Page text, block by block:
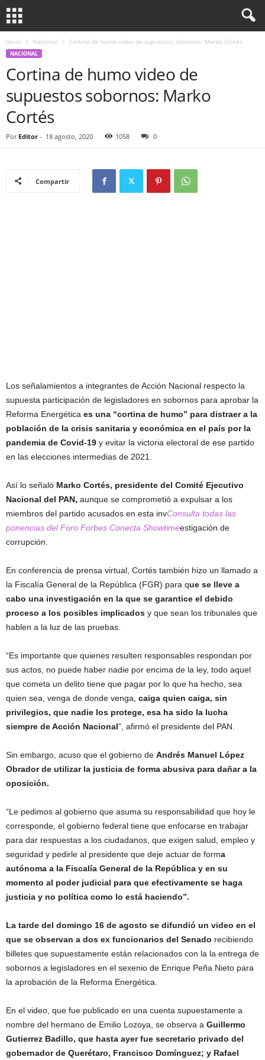
Inicio Nacional Cortina de humo video de supuestos sobornos: Marko Cortés
NACIONAL
Cortina de humo video de
supuestos sobornos: Marko
Cortés
Por Editor - 18 agosto, 2020 1058 0
Compartir
Los señalamientos a integrantes de Acción Nacional respecto la
supuesta participación de legisladores en sobornos para aprobar la
Reforma Energética es una “cortina de humo” para distraer a la
población de la crisis sanitaria y económica en el país por la
pandemia de Covid-19 y evitar la victoria electoral de ese partido
en las elecciones intermedias de 2021.
Así lo señaló Marko Cortés, presidente del Comité Ejecutivo
Nacional del PAN, aunque se comprometió a expulsar a los
miembros del partido acusados en esta invConsulta todas las
ponencias del Foro Forbes Conecta Showtimeestigación de
corrupción.
En conferencia de prensa virtual, Cortés también hizo un llamado a
la Fiscalía General de la República (FGR) para que se lleve a
cabo una investigación en la que se garantice el debido
proceso a los posibles implicados y que sean los tribunales que
hablen a la luz de las pruebas.
“Es importante que quienes resulten responsables respondan por
sus actos, no puede haber nadie por encima de la ley, todo aquel
que cometa un delito tiene que pagar por lo que ha hecho, sea
quien sea, venga de donde venga, caiga quien caiga, sin
privilegios, que nadie los protege, esa ha sido la lucha
siempre de Acción Nacional”, afirmó el presidente del PAN.
Sin embargo, acuso que el gobierno de Andrés Manuel López
Obrador de utilizar la justicia de forma abusiva para dañar a la
oposición.
“Le pedimos al gobierno que asuma su responsabilidad que hoy le
corresponde, el gobierno federal tiene que enfocarse en trabajar
para dar respuestas a los ciudadanos, que exigen salud, empleo y
seguridad y pedirle al presidente que deje actuar de forma
autónoma a la Fiscalía General de la República y en su
momento al poder judicial para que efectivamente se haga
justicia y no política como lo está haciendo”.
La tarde del domingo 16 de agosto se difundió un video en el
que se observan a dos ex funcionarios del Senado recibiendo
billetes que supuestamente están relacionados con la la entrega de
sobornos a legisladores en el sexenio de Enrique Peña Nieto para
la aprobación de la Reforma Energética.
En el video, que fue publicado en una cuenta supuestamente a
nombre del hermano de Emilio Lozoya, se observa a Guillermo
Gutierrez Badillo, que hasta ayer fue secretario privado del
gobernador de Querétaro, Francisco Domínguez; y Rafael